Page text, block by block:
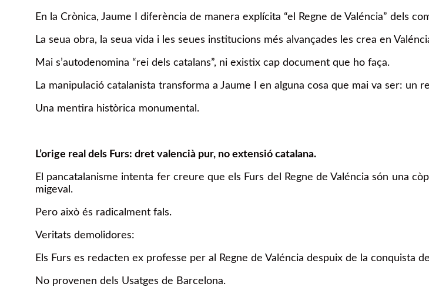
En la Crònica, Jaume I diferència de manera explícita “el Regne de Valéncia” dels
La seua obra, la seua vida i les seues institucions més alvançades les crea en
Mai s’autodenomina “rei dels catalans”, ni existix cap document que ho faça.
La manipulació catalanista transforma a Jaume I en alguna cosa que mai va ser: un
Una mentira històrica monumental.
L’orige real dels Furs: dret valencià pur, no extensió catalana.
El pancatalanisme intenta fer creure que els Furs del Regne de Valéncia són una
migeval.
Pero això és radicalment fals.
Veritats demolidores:
Els Furs es redacten ex professe per al Regne de Valéncia despuix de la conquista
No provenen dels Usatges de Barcelona.